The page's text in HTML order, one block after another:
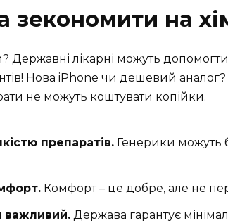
на
Державні лікарні можуть
Нова iPhone чи дешевий аналог?
не можуть коштувати копійки.
препаратів. Генерики можуть
Комфорт – це добре, але не
важливий. Держава гарантує